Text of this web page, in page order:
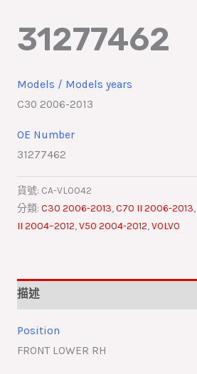
31277462
Models / Models years
C30 2006-2013
OE Number
31277462
貨號: CA-VL0042
分類: C30 2006-2013,C70 II 2006-2013,
II 2004–2012,V50 2004-2012,VOLVO
描述
Position
FRONT LOWER RH